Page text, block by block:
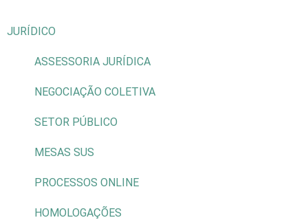
JURÍDICO
ASSESSORIA JURÍDICA
NEGOCIAÇÃO COLETIVA
SETOR PÚBLICO
MESAS SUS
PROCESSOS ONLINE
HOMOLOGAÇÕES